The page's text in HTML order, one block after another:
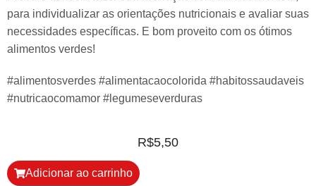
para individualizar as orientações nutricionais e avaliar suas
necessidades específicas. E bom proveito com os ótimos
alimentos verdes!
#alimentosverdes #alimentacaocolorida #habitossaudaveis
#nutricaocomamor #legumeseverduras
R$5,50
Adicionar ao carrinho